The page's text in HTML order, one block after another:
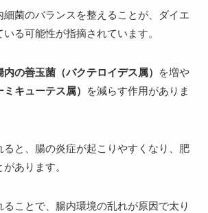
細菌のバランスを整えることが、ダイエ
る可能性が指摘されています。
内の善玉菌（バクテロイデス属）
を増や
キューテス属）
を減らす作用がありま
ると、腸の炎症が起こりやすくなり、肥
あります。
ことで、腸内環境の乱れが原因で太り